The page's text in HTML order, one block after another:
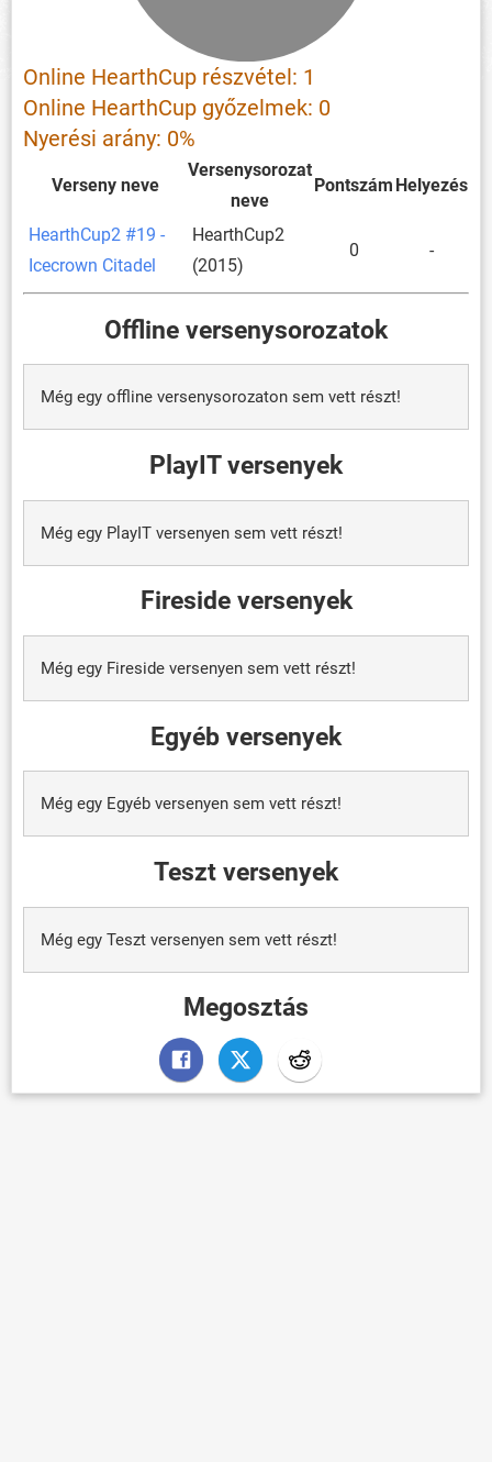
Online HearthCup részvétel: 1
Online HearthCup győzelmek: 0
Nyerési arány: 0%
Verseny neve
Versenysorozat
neve
Pontszám Helyezés
HearthCup2 #19 -
Icecrown Citadel
HearthCup2
(2015)
0 -
Offline versenysorozatok
Még egy offline versenysorozaton sem vett részt!
PlayIT versenyek
Még egy PlayIT versenyen sem vett részt!
Fireside versenyek
Még egy Fireside versenyen sem vett részt!
Egyéb versenyek
Még egy Egyéb versenyen sem vett részt!
Teszt versenyek
Még egy Teszt versenyen sem vett részt!
Megosztás